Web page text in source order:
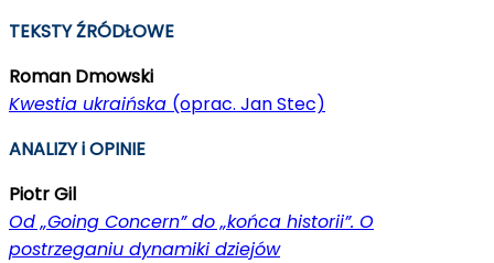
TEKSTY ŹRÓDŁOWE
Roman Dmowski
Kwestia ukraińska (oprac. Jan Stec)
ANALIZY i OPINIE
Piotr Gil
Od „Going Concern” do „końca historii”. O
postrzeganiu dynamiki dziejów